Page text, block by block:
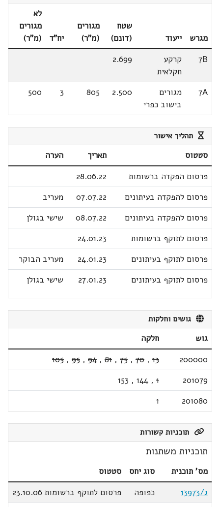
מגרש ייעוד
שטח
(דונם)
מגורים
(מ"ר)
יח"ד
לא
מגורים
(מ"ר)
7B
קרקע
חקלאית
2.699
7A
מגורים
בישוב כפרי
2.500
805
3
500
תהליך אישור
סטטוס תאריך
הערה
פרסום הפקדה ברשומות
28.06.22
פרסום להפקדה בעיתונים
07.07.22
מעריב
פרסום להפקדה בעיתונים
08.07.22
שישי בגולן
פרסום לתוקף ברשומות
24.01.23
פרסום לתוקף בעיתונים
24.01.23
מעריב הבוקר
פרסום לתוקף בעיתונים
27.01.23 שישי בגולן
גושים וחלקות
גוש
חלקה
200000
13
,
70
,
75
,
81
,
94
,
95
,
105
201079
1
,
144
,
153
201080
1
תוכניות קשורות
תוכניות משתנות
מס' תוכנית סוג יחס
סטטוס
ג/13973
כפופה
פרסום לתוקף ברשומות 23.10.06